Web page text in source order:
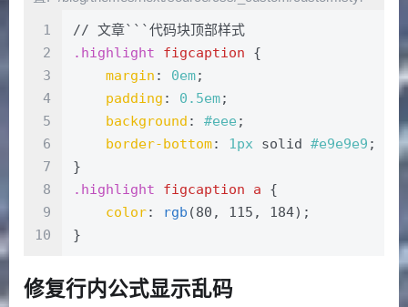
1
2
3
4
5
6
7
8
9
10
// 文章```代码块顶部样式
.highlight
figcaption {
margin : 0em;
padding : 0.5em;
background : #eee ;
border-bottom: 1px solid #e9e9e9 ;
}
.highlight
figcaption a {
color: rgb (80, 115, 184);
}
修复行内公式显示乱码